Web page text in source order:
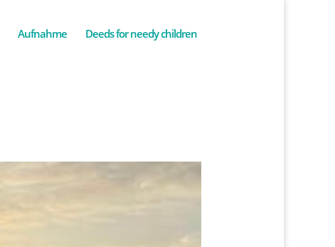
Aufnahme Deeds for needy children